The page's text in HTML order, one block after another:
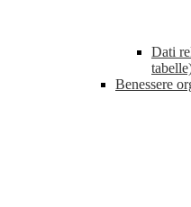
Dati
Benessere